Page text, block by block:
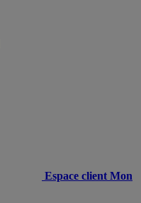
Espace client Mon